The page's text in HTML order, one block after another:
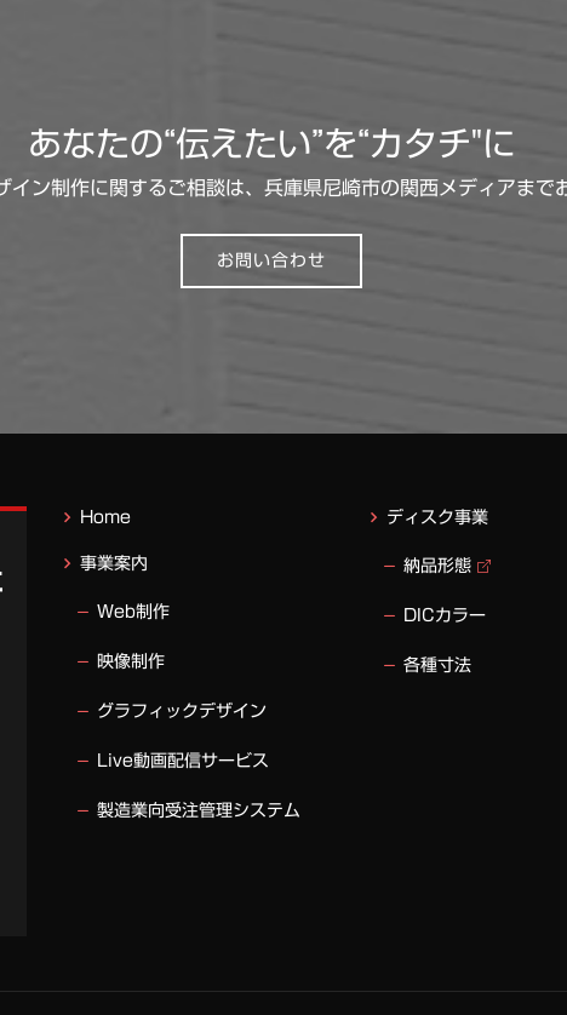
あなたの“伝えたい”を“カタチ"に
ン制作に関するご相談は、兵庫県尼崎市の関西メディアまで
お問い合わせ
Home
事業案内
Web制作
映像制作
グラフィックデザイン
Live動画配信サービス
製造業向受注管理システム
ディスク事業
納品形態
DICカラー
各種寸法